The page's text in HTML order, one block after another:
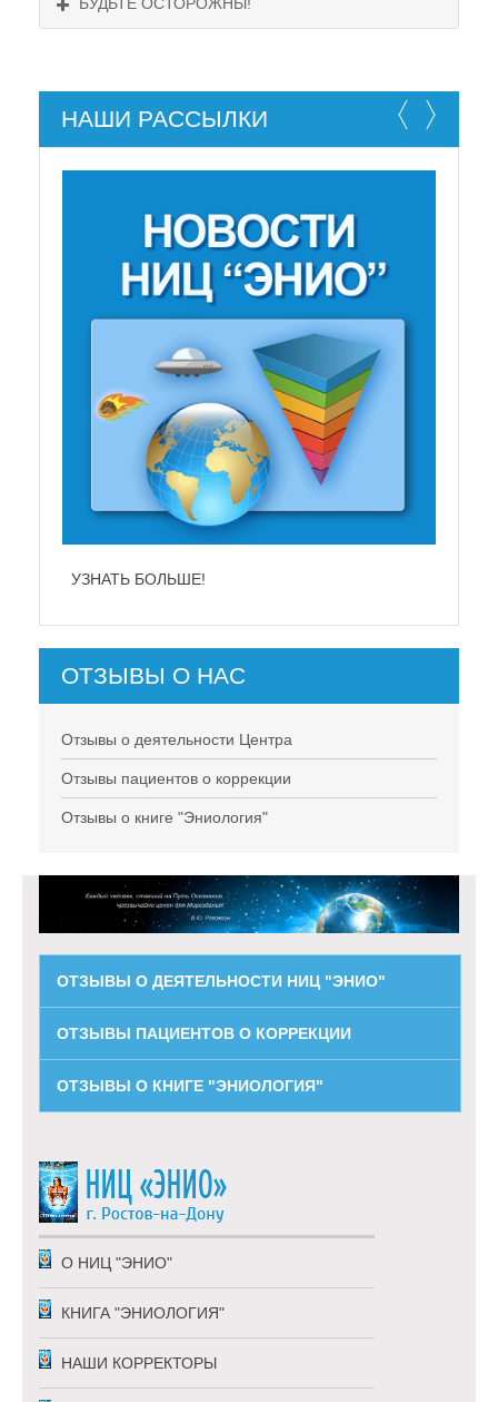
НАШИ РАССЫЛКИ
УЗНАТЬ БОЛЬШЕ!
ОТЗЫВЫ О НАС
Отзывы о деятельности Центра
Отзывы пациентов о коррекции
Отзывы о книге "Эниология"
ОТЗЫВЫ О ДЕЯТЕЛЬНОСТИ НИЦ "ЭНИО"
ОТЗЫВЫ ПАЦИЕНТОВ О КОРРЕКЦИИ
ОТЗЫВЫ О КНИГЕ "ЭНИОЛОГИЯ"
О НИЦ "ЭНИО"
КНИГА "ЭНИОЛОГИЯ"
НАШИ КОРРЕКТОРЫ